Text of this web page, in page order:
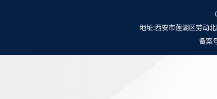
地址:西安市莲湖区劳动
备案